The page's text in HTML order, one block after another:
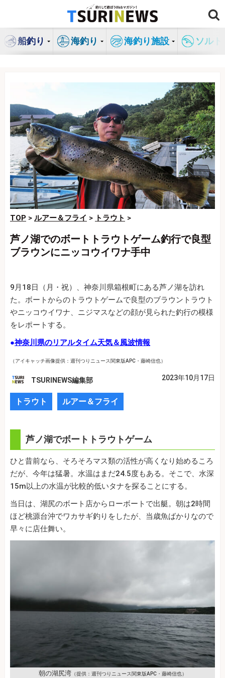
ン
船釣り 海釣り 海釣り施設 ソル
TOP > ルアー＆フライ > トラウト >
芦ノ湖でのボートトラウトゲーム釣行で良型
ブラウンにニッコウイワナ手中
9月18日（月・祝）、神奈川県箱根町にある芦ノ湖を訪れ
た。ボートからのトラウトゲームで良型のブラウントラウト
やニッコウイワナ、ニジマスなどの顔が見られた釣行の模様
をレポートする。
●神奈川県のリアルタイム天気＆風波情報
（アイキャッチ画像提供：週刊つりニュース関東版APC・藤崎信也）
TSURINEWS編集部 2023年10月17日
トラウト ルアー＆フライ
芦ノ湖でボートトラウトゲーム
ひと昔前なら、そろそろマス類の活性が高くなり始めるころ
だが、今年は猛暑。水温はまだ24.5度もある。そこで、水深
15m以上の水温が比較的低いタナを探ることにする。
当日は、湖尻のボート店からローボートで出艇。朝は2時間
ほど桃源台沖でワカサギ釣りをしたが、当歳魚ばかりなので
早々に店仕舞い。
朝の湖尻湾（提供：週刊つりニュース関東版APC・藤崎信也）